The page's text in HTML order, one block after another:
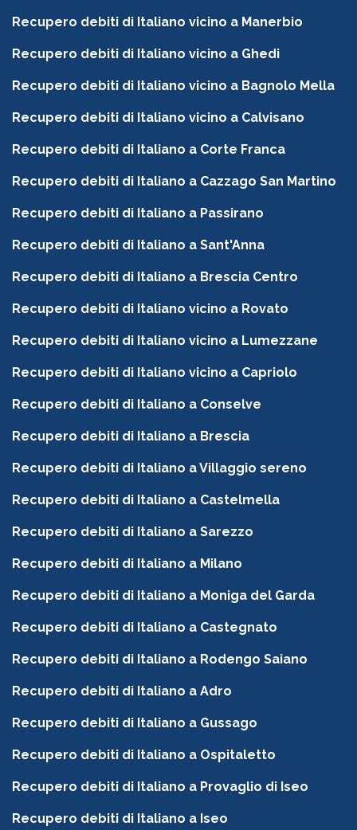
Recupero debiti di Italiano vicino a Manerbio
Recupero debiti di Italiano vicino a Ghedi
Recupero debiti di Italiano vicino a Bagnolo Mella
Recupero debiti di Italiano vicino a Calvisano
Recupero debiti di Italiano a Corte Franca
Recupero debiti di Italiano a Cazzago San Martino
Recupero debiti di Italiano a Passirano
Recupero debiti di Italiano a Sant'Anna
Recupero debiti di Italiano a Brescia Centro
Recupero debiti di Italiano vicino a Rovato
Recupero debiti di Italiano vicino a Lumezzane
Recupero debiti di Italiano vicino a Capriolo
Recupero debiti di Italiano a Conselve
Recupero debiti di Italiano a Brescia
Recupero debiti di Italiano a Villaggio sereno
Recupero debiti di Italiano a Castelmella
Recupero debiti di Italiano a Sarezzo
Recupero debiti di Italiano a Milano
Recupero debiti di Italiano a Moniga del Garda
Recupero debiti di Italiano a Castegnato
Recupero debiti di Italiano a Rodengo Saiano
Recupero debiti di Italiano a Adro
Recupero debiti di Italiano a Gussago
Recupero debiti di Italiano a Ospitaletto
Recupero debiti di Italiano a Provaglio di Iseo
Recupero debiti di Italiano a Iseo